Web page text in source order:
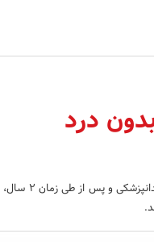
درد
در راستای تولید محصولات